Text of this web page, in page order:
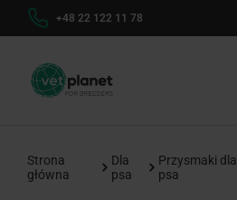
+48 22 122 11 78
Strona
główna
Dla
psa
Przysmaki dla
psa